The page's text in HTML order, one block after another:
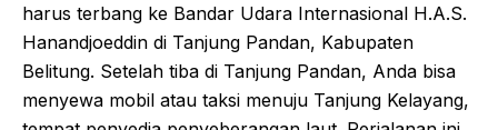
harus terbang ke Bandar Udara Internasional H.A.S.
Hanandjoeddin di Tanjung Pandan, Kabupaten
Belitung. Setelah tiba di Tanjung Pandan, Anda bisa
menyewa mobil atau taksi menuju Tanjung Kelayang,